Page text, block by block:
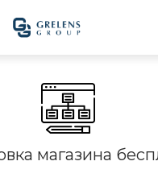
магазина